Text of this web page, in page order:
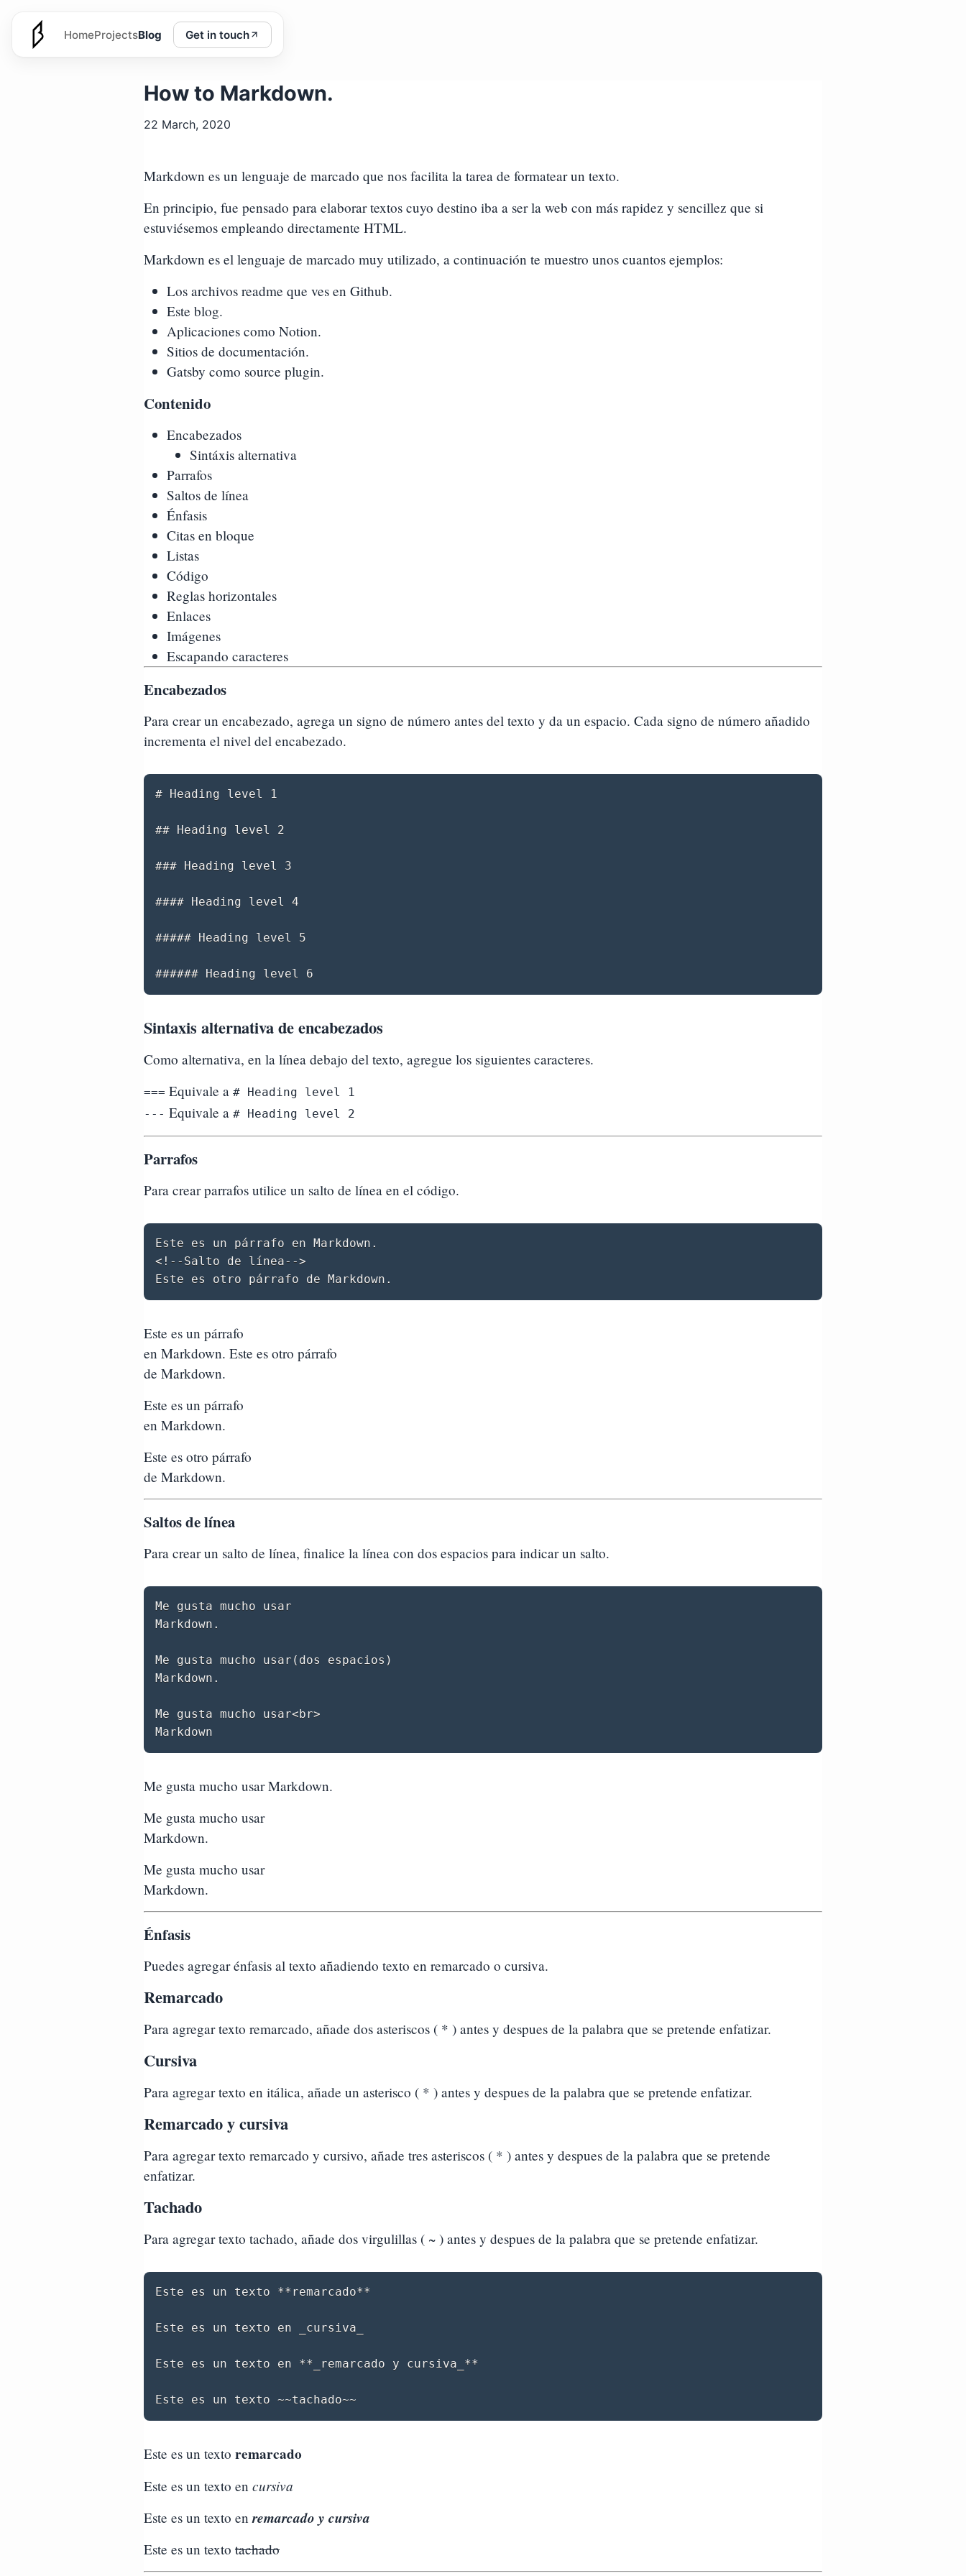
HomeProjectsBlog Get in touch
How to Markdown.
22 March, 2020
Markdown es un lenguaje de marcado que nos facilita la tarea de formatear un texto.
En principio, fue pensado para elaborar textos cuyo destino iba a ser la web con más rapidez y sencillez que si
estuviésemos empleando directamente HTML.
Markdown es el lenguaje de marcado muy utilizado, a continuación te muestro unos cuantos ejemplos:
Los archivos readme que ves en Github.
Este blog.
Aplicaciones como Notion.
Sitios de documentación.
Gatsby como source plugin.
Contenido
Encabezados
Sintáxis alternativa
Parrafos
Saltos de línea
Énfasis
Citas en bloque
Listas
Código
Reglas horizontales
Enlaces
Imágenes
Escapando caracteres
Encabezados
Para crear un encabezado, agrega un signo de número antes del texto y da un espacio. Cada signo de número añadido
incrementa el nivel del encabezado.
# Heading level 1
## Heading level 2
### Heading level 3
#### Heading level 4
##### Heading level 5
Sintaxis alternativa de encabezados
Como alternativa, en la línea debajo del texto, agregue los siguientes caracteres.
=== Equivale a # Heading level 1
--- Equivale a # Heading level 2
Parrafos
Para crear parrafos utilice un salto de línea en el código.
Este es un párrafo en Markdown.
<!--Salto de línea-->
Este es un párrafo
en Markdown. Este es otro párrafo
de Markdown.
Este es un párrafo
en Markdown.
Este es otro párrafo
de Markdown.
Saltos de línea
Para crear un salto de línea, finalice la línea con dos espacios para indicar un salto.
Me gusta mucho usar
Markdown.
Me gusta mucho usar(dos espacios)
Markdown.
Me gusta mucho usar<br>
Me gusta mucho usar Markdown.
Me gusta mucho usar
Markdown.
Me gusta mucho usar
Markdown.
Énfasis
Puedes agregar énfasis al texto añadiendo texto en remarcado o cursiva.
Remarcado
Para agregar texto remarcado, añade dos asteriscos ( * ) antes y despues de la palabra que se pretende enfatizar.
Cursiva
Para agregar texto en itálica, añade un asterisco ( * ) antes y despues de la palabra que se pretende enfatizar.
Remarcado y cursiva
Para agregar texto remarcado y cursivo, añade tres asteriscos ( * ) antes y despues de la palabra que se pretende
enfatizar.
Tachado
Para agregar texto tachado, añade dos virgulillas ( ~ ) antes y despues de la palabra que se pretende enfatizar.
Este es un texto **remarcado**
Este es un texto en _cursiva_
Este es un texto en **_remarcado y cursiva_**
Este es un texto remarcado
Este es un texto en cursiva
Este es un texto enremarcado y cursiva
Este es un texto tachado